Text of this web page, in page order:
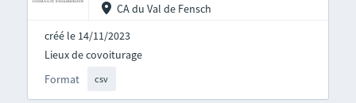
CA du Val de Fensch
créé le 14/11/2023
Format csv
Lieux de covoiturage